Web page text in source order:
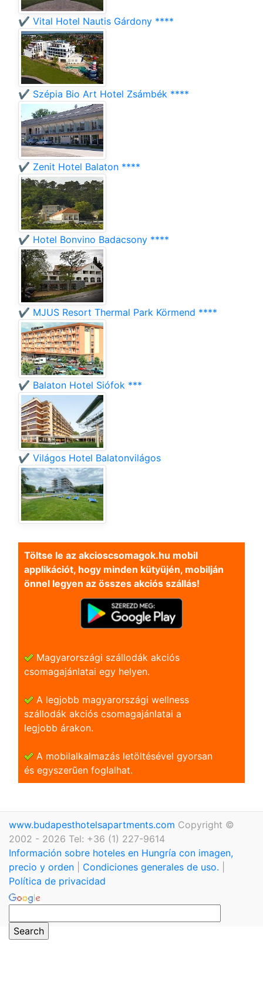
✔️ Vital Hotel Nautis Gárdony ****
✔️ Szépia Bio Art Hotel Zsámbék ****
✔️ Zenit Hotel Balaton ****
✔️ Hotel Bonvino Badacsony ****
✔️ MJUS Resort Thermal Park Körmend ****
✔️ Balaton Hotel Siófok ***
✔️ Világos Hotel Balatonvilágos
Töltse le az akcioscsomagok.hu mobil
applikációt, hogy minden kütyüjén, mobilján
önnel legyen az összes akciós szállás!
Magyarországi szállodák akciós
csomagajánlatai egy helyen.
A legjobb magyarországi wellness
szállodák akciós csomagajánlatai a
legjobb árakon.
A mobilalkalmazás letöltésével gyorsan
és egyszerũen foglalhat.
www.budapesthotelsapartments.com Copyright ©
2002 - 2026 Tel: +36 (1) 227-9614
Información sobre hoteles en Hungría con imagen,
precio y orden
Condiciones generales de uso.
Política de privacidad